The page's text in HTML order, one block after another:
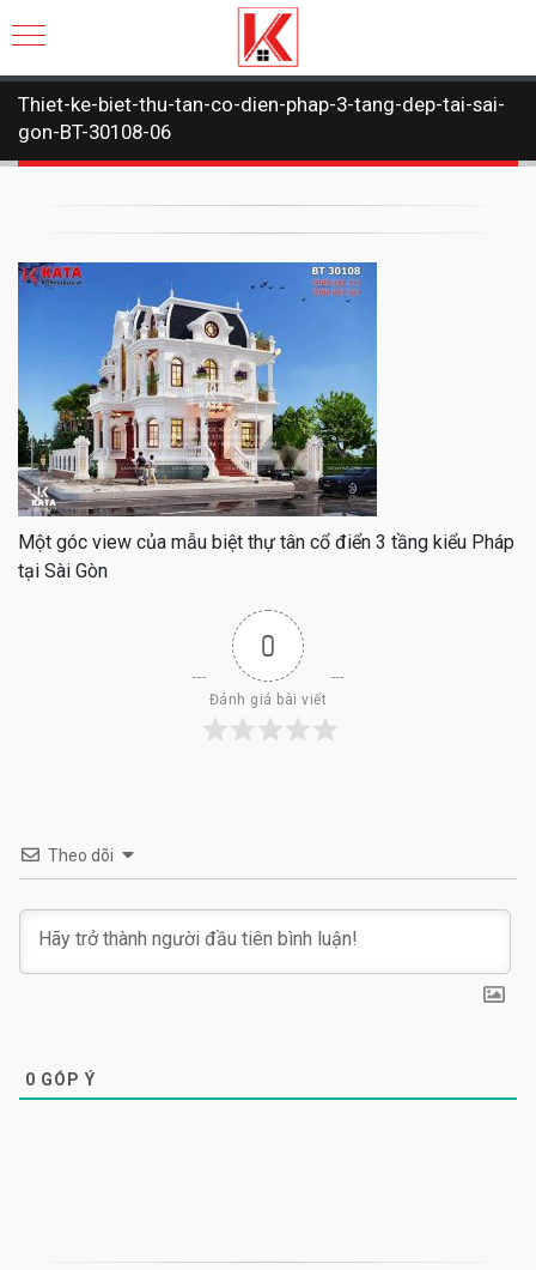
Thiet-ke-biet-thu-tan-co-dien-phap-3-tang-dep-tai-sai-
gon-BT-30108-06
Một góc view của mẫu biệt thự tân cổ điển 3 tầng kiểu Pháp
tại Sài Gòn
0
Đánh giá bài viết
Theo dõi
0 GÓP Ý